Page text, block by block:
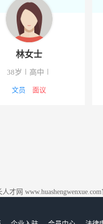
林女士
38岁 高中
文员 面议
人才网